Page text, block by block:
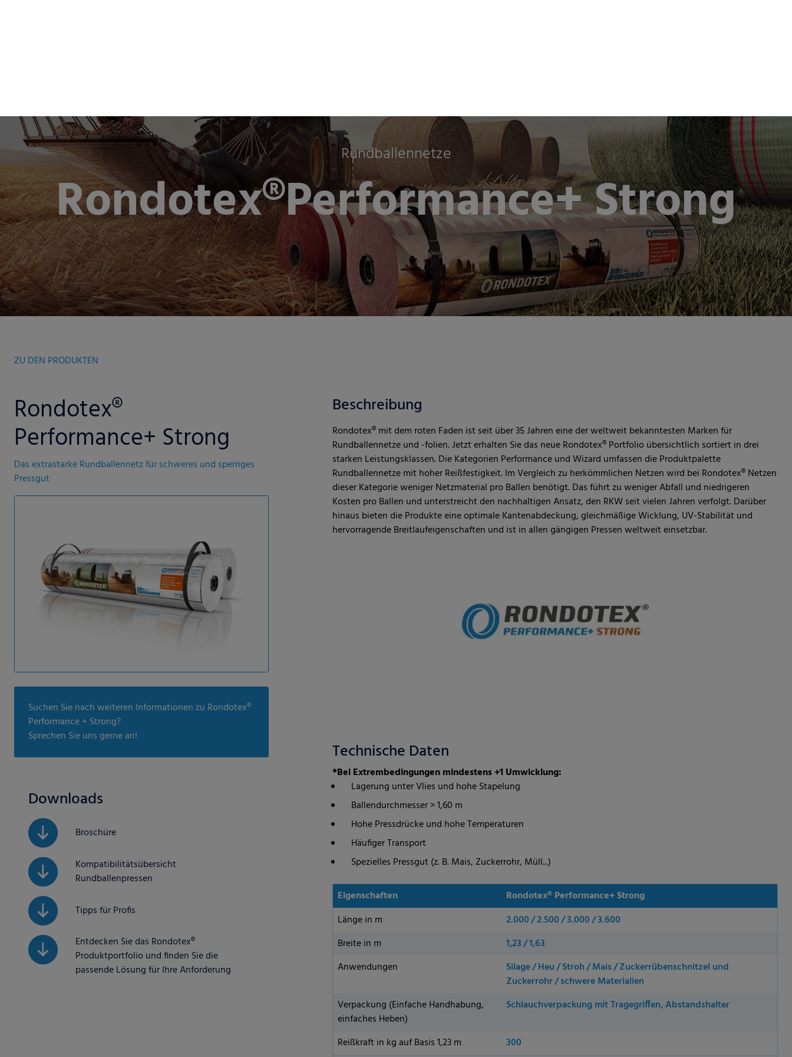
Rundballennetze
Rondotex®Performance+ Strong
ZU DEN PRODUKTEN
Rondotex®
Performance+ Strong
Das extrastarke Rundballennetz für schweres und sperriges
Pressgut
Suchen Sie nach weiteren Informationen zu Rondotex®
Performance + Strong?
Sprechen Sie uns gerne an!
Downloads
Broschüre
Kompatibilitätsübersicht
Rundballenpressen
Tipps für Profis
Entdecken Sie das Rondotex®
Produktportfolio und finden Sie die
passende Lösung für Ihre Anforderung
Beschreibung
Rondotex® mit dem roten Faden ist seit über 35 Jahren eine der weltweit bekanntesten Marken für
Rundballennetze und -folien. Jetzt erhalten Sie das neue Rondotex® Portfolio übersichtlich sortiert in drei
starken Leistungsklassen. Die Kategorien Performance und Wizard umfassen die Produktpalette
Rundballennetze mit hoher Reißfestigkeit. Im Vergleich zu herkömmlichen Netzen wird bei Rondotex® Netzen
dieser Kategorie weniger Netzmaterial pro Ballen benötigt. Das führt zu weniger Abfall und niedrigeren
Kosten pro Ballen und unterstreicht den nachhaltigen Ansatz, den RKW seit vielen Jahren verfolgt. Darüber
hinaus bieten die Produkte eine optimale Kantenabdeckung, gleichmäßige Wicklung, UV-Stabilität und
hervorragende Breitlaufeigenschaften und ist in allen gängigen Pressen weltweit einsetzbar.
Technische Daten
*Bei Extrembedingungen mindestens +1 Umwicklung:
Lagerung unter Vlies und hohe Stapelung
Ballendurchmesser > 1,60 m
Hohe Pressdrücke und hohe Temperaturen
Häufiger Transport
Spezielles Pressgut (z. B. Mais, Zuckerrohr, Müll...)
Eigenschaften
Rondotex® Performance+ Strong
Länge in m
2.000 / 2.500 / 3.000 / 3.600
Breite in m
1,23 / 1,63
Anwendungen
Silage / Heu / Stroh / Mais / Zuckerrübenschnitzel und
Zuckerrohr / schwere Materialien
Verpackung (Einfache Handhabung,
einfaches Heben)
Schlauchverpackung mit Tragegriffen, Abstandshalter
Reißkraft in kg auf Basis 1,23 m
300